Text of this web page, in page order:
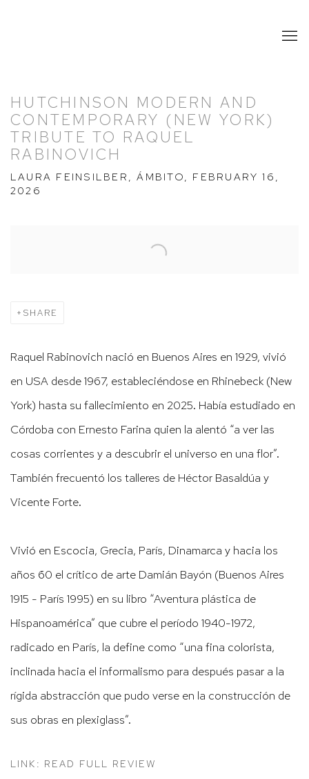
HUTCHINSON MODERN AND
CONTEMPORARY (NEW YORK)
TRIBUTE TO RAQUEL
RABINOVICH
LAURA FEINSILBER, ÁMBITO, FEBRUARY 16,
2026
SHARE
Raquel Rabinovich nació en Buenos Aires en 1929, vivió
en USA desde 1967, estableciéndose en Rhinebeck (New
York) hasta su fallecimiento en 2025. Había estudiado en
Córdoba con Ernesto Farina quien la alentó “a ver las
cosas corrientes y a descubrir el universo en una flor”.
También frecuentó los talleres de Héctor Basaldúa y
Vicente Forte.
Vivió en Escocia, Grecia, París, Dinamarca y hacia los
años ´60 el crítico de arte Damián Bayón (Buenos Aires
1915 - París 1995) en su libro “Aventura plástica de
Hispanoamérica” que cubre el período 1940-1972,
radicado en París, la define como “una fina colorista,
inclinada hacia el informalismo para después pasar a la
rígida abstracción que pudo verse en la construcción de
sus obras en plexiglass”.
LINK: READ FULL REVIEW